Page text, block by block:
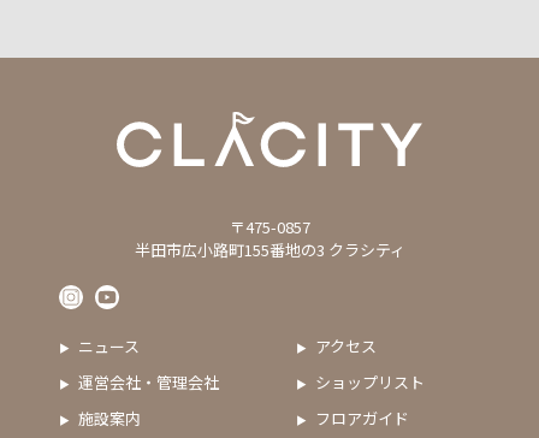
〒475-0857
半田市広小路町155番地の3 クラシティ
ニュース
アクセス
運営会社・管理会社
ショップリスト
施設案内
フロアガイド